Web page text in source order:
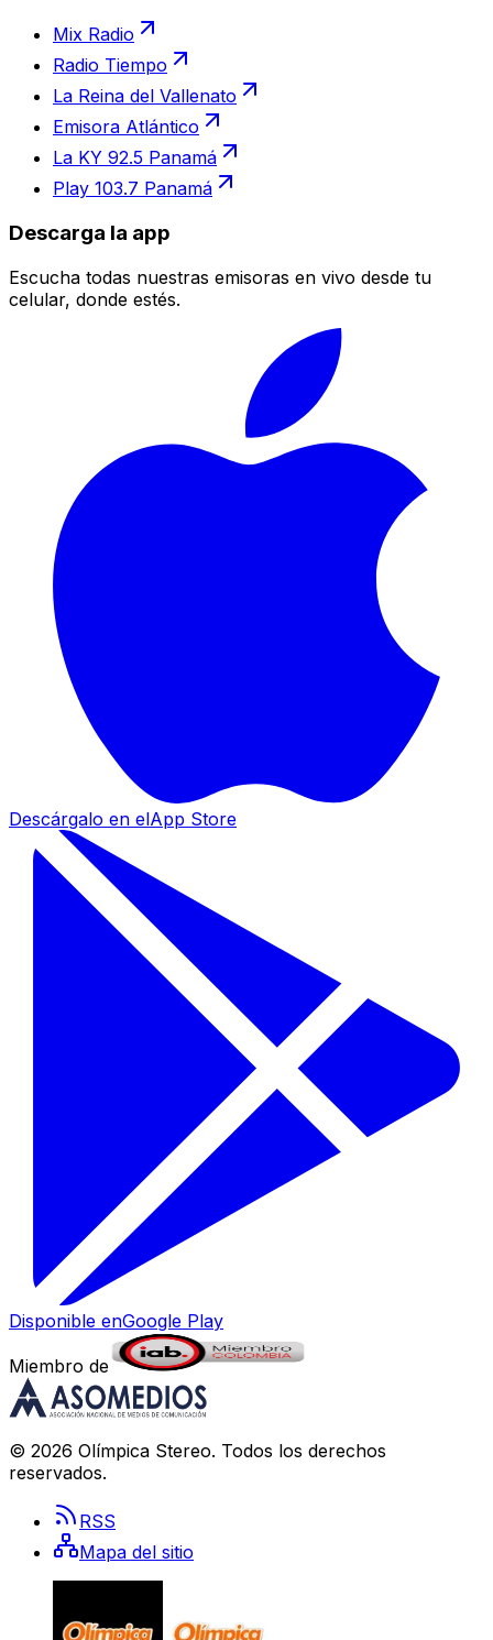
Mix Radio
Radio Tiempo
La Reina del Vallenato
Emisora Atlántico
La KY 92.5 Panamá
Play 103.7 Panamá
Descarga la app
Escucha todas nuestras emisoras en vivo desde tu
celular, donde estés.
Descárgalo en elApp Store
Disponible enGoogle Play
Miembro de
© 2026 Olímpica Stereo. Todos los derechos
reservados.
RSS
Mapa del sitio